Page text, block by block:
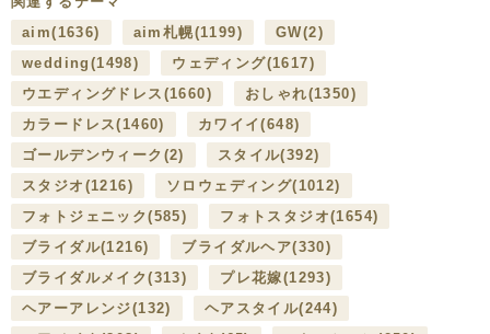
aim(1636) aim札幌(1199) GW(2)
wedding (1498) ウェディング(1617)
ウエディングドレス (1660) おしゃれ(1350)
カラードレス(1460) カワイイ(648)
ゴールデンウィーク (2) スタイル(392)
スタジオ (1216) ソロウェディング(1012)
フォトジェニック(585) フォトスタジオ(1654)
ブライダル(1216) ブライダルヘア(330)
ブライダルメイク(313) プレ花嫁(1293)
ヘアーアレンジ(132) ヘアスタイル(244)